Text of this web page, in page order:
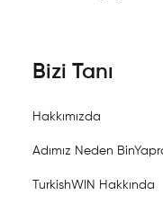
Bizi Tanı
Hakkımızda
Adımız Neden
TurkishWIN Hakkında